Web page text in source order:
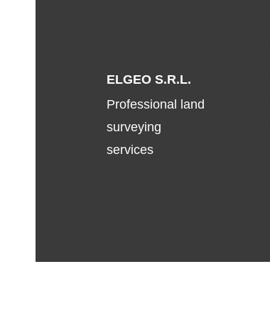
ELGEO S.r.l.
Professional land
surveying
services